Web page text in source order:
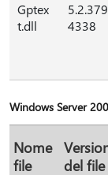
Gptex
t.dll
4338
Windows Server
Nome
file
del file